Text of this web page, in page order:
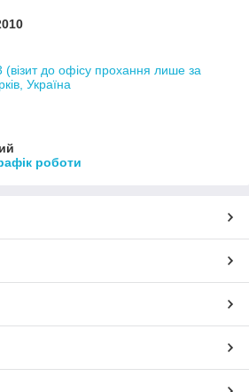
(візит до офісу прохання лише за
Україна
роботи